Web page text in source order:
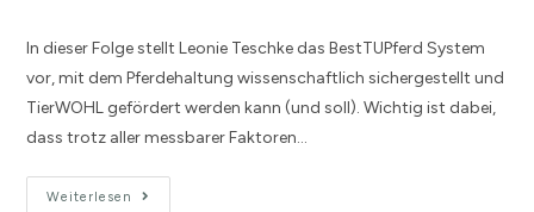
In dieser Folge stellt Leonie Teschke das BestTUPferd System
vor, mit dem Pferdehaltung wissenschaftlich sichergestellt und
TierWOHL gefördert werden kann (und soll). Wichtig ist dabei,
dass trotz aller messbarer Faktoren…
Weiterlesen